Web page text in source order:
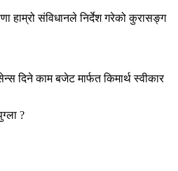
हाम्रो संविधानले निर्देश गरेको कुरासङ्ग
दिने काम बजेट मार्फत किमार्थ स्वीकार
?